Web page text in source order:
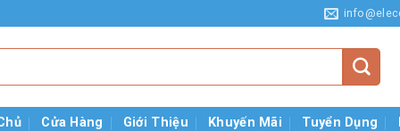
Cửa Hàng Giới Thiệu Khuyến Mãi Tuyển Dụng